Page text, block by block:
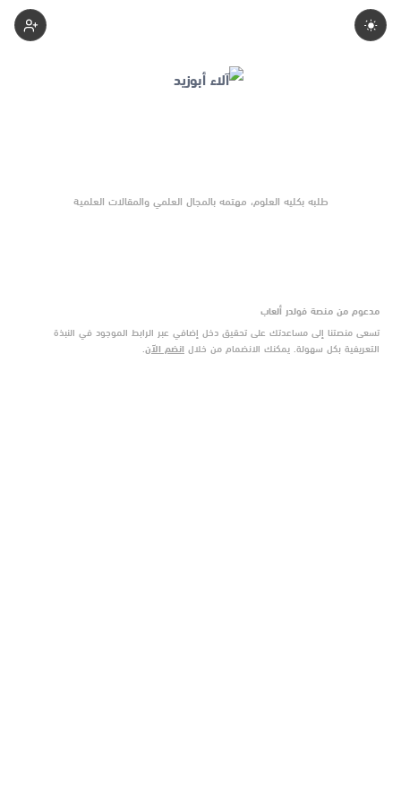
طلبه بكليه العلوم، مهتمه بالمجال العلمي والمقالات العلمية
مدعوم من منصة فولدر ألعاب
تسعى منصتنا إلى مساعدتك على تحقيق دخل إضافي عبر الرابط الموجود في النبذة
التعريفية بكل سهولة. يمكنك الانضمام من خلال انضم الآن